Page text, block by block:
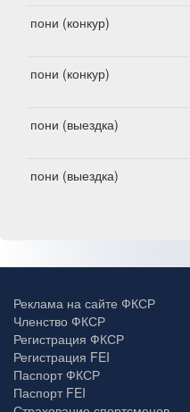
пони (конкур)
пони (конкур)
пони (выездка)
пони (выездка)
Реклама на сайте ФКСР
Членство ФКСР
Регистрация ФКСР
Регистрация FEI
Паспорт ФКСР
Паспорт FEI